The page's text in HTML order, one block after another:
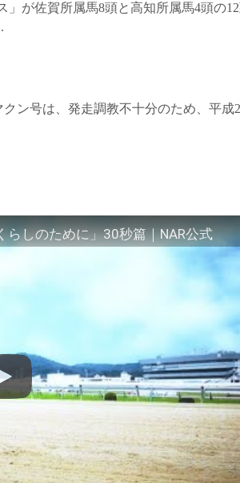
」が佐賀所属馬8頭と高知所属馬4頭の
号は、発走調教不十分のため、平成
しのために」30秒篇｜NAR公式